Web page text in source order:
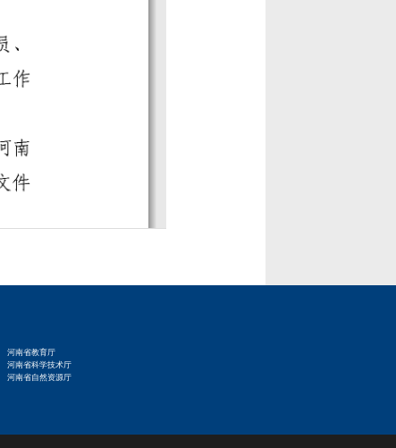
河南省教育厅
河南省科学技术厅
河南省自然资源厅